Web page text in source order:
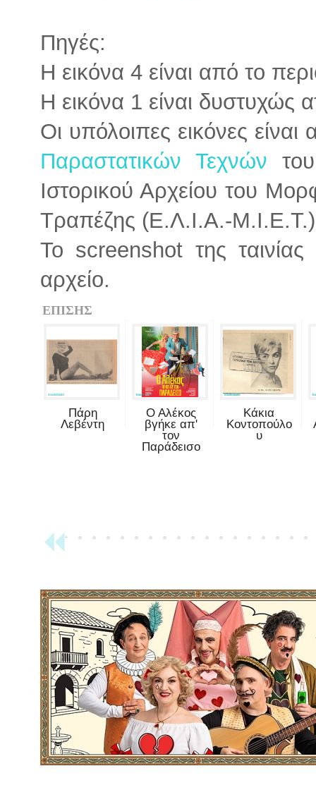
Πηγές:
Η εικόνα 4 είναι από το
Η εικόνα 1 είναι δυστυχώς
Οι υπόλοιπες εικόνες
Παραστατικών Τεχνών
Ιστορικού Αρχείου του
Τραπέζης (Ε.Λ.Ι.Α.-
Το screenshot της
αρχείο.
ΕΠΙΣΗΣ
Πάρη
Λεβέντη
Ο Αλέκος
βγήκε απ'
τον
Παράδεισο
Κάκια
Κοντοπούλο
υ